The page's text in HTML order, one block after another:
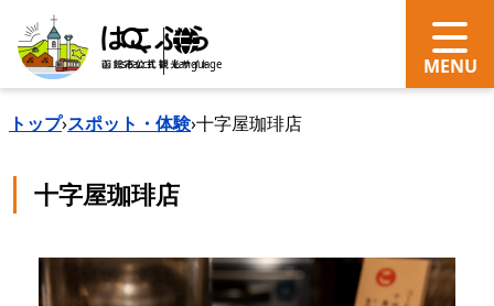
search Language
トップ›スポット・体験›十字屋珈琲店
十字屋珈琲店